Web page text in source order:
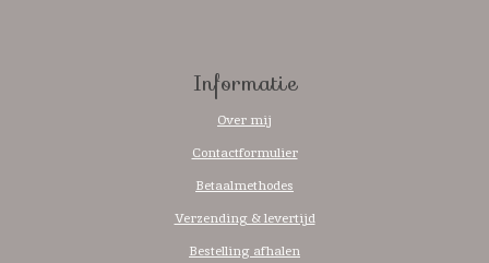
Informatie
Over mij
Contactformulier
Betaalmethodes
Verzending & levertijd
Bestelling afhalen